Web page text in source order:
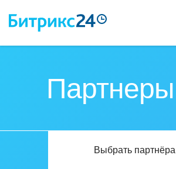
Партнеры
Выбрать партнёра